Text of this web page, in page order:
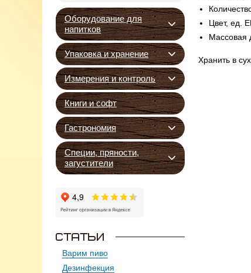
Оборудование для
напитков
Упаковка и хранение
Измерения и контроль
Книги и софт
Гастрономия
Специи, пряности,
загустители
Варим пиво
Дезинфекция
Цвет, ед.
Массовая
Хранить в